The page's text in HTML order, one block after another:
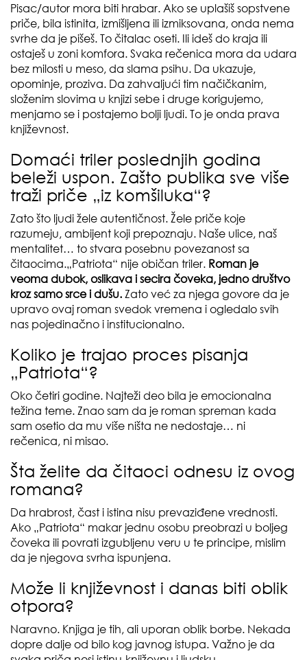
Pisac/autor mora biti hrabar. Ako se uplašiš sopstvene
priče, bila istinita, izmišljena ili izmiksovana, onda nema
svrhe da je pišeš. To čitalac oseti. Ili ideš do kraja ili
ostaješ u zoni komfora. Svaka rečenica mora da udara
bez milosti u meso, da slama psihu. Da ukazuje,
opominje, proziva. Da zahvaljući tim načičkanim,
složenim slovima u knjizi sebe i druge korigujemo,
menjamo se i postajemo bolji ljudi. To je onda prava
književnost.
Domaći triler poslednjih godina
beleži uspon. Zašto publika sve više
traži priče „iz komšiluka“?
Zato što ljudi žele autentičnost. Žele priče koje
razumeju, ambijent koji prepoznaju. Naše ulice, naš
mentalitet… to stvara posebnu povezanost sa
čitaocima.„Patriota“ nije običan triler. Roman je
veoma dubok, oslikava i secira čoveka, jedno društvo
kroz samo srce i dušu. Zato već za njega govore da je
upravo ovaj roman svedok vremena i ogledalo svih
nas pojedinačno i institucionalno.
Koliko je trajao proces pisanja
„Patriota“?
Oko četiri godine. Najteži deo bila je emocionalna
težina teme. Znao sam da je roman spreman kada
sam osetio da mu više ništa ne nedostaje… ni
rečenica, ni misao.
Šta želite da čitaoci odnesu iz ovog
romana?
Da hrabrost, čast i istina nisu prevaziđene vrednosti.
Ako „Patriota“ makar jednu osobu preobrazi u boljeg
čoveka ili povrati izgubljenu veru u te principe, mislim
da je njegova svrha ispunjena.
Može li književnost i danas biti oblik
otpora?
Naravno. Knjiga je tih, ali uporan oblik borbe. Nekada
dopre dalje od bilo kog javnog istupa. Važno je da